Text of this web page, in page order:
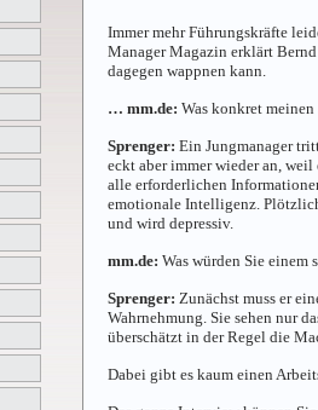
Immer mehr Führungskräfte
Manager Magazin erklärt
dagegen wappnen kann.
… mm.de: Was konkret
Sprenger: Ein Jungmanager
eckt aber immer wieder an,
alle erforderlichen
emotionale Intelligenz.
und wird depressiv.
mm.de: Was würden Sie einem
Sprenger: Zunächst muss er
Wahrnehmung. Sie sehen nur
überschätzt in der Regel die
Dabei gibt es kaum einen